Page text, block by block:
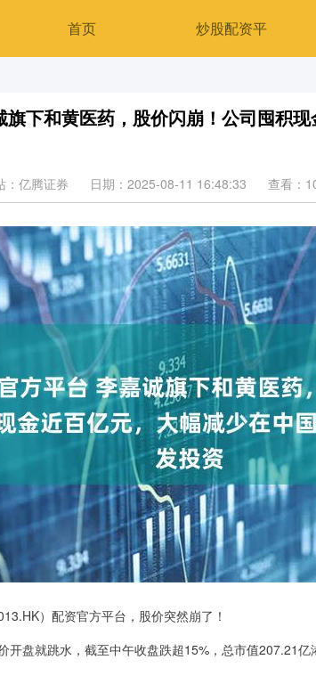
首页 炒股配资平
下和黄医药，股价闪崩！公司囤积
：亿腾证券 日期：2025-08-11 16:48:33 查看：
）配资官方平台，股价突然崩了！
盘就跳水，截至中午收盘跌超15%，总市值207.21亿